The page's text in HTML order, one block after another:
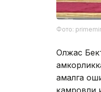
Фото:
Олжас
амалга
қамровли